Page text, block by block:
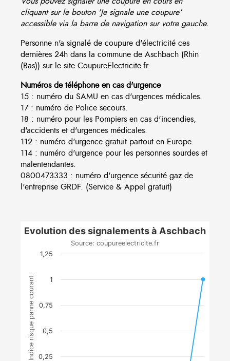
cliquant sur le bouton 'Je signale une coupure'
accessible via la barre de navigation sur votre gauche.
Personne n'a signalé de coupure d'électricité ces
dernières 24h dans la commune de Aschbach (Rhin
(Bas)) sur le site CoupureElectricite.fr.
Numéros de téléphone en cas d'urgence
15 : numéro du SAMU en cas d'urgences médicales.
17 : numéro de Police secours.
18 : numéro pour les Pompiers en cas d'incendies,
d'accidents et d'urgences médicales.
112 : numéro d'urgence gratuit partout en Europe.
114 : numéro d'urgence pour les personnes sourdes et
malentendantes.
0800473333 : numéro d'urgence sécurité gaz de
l'entreprise GRDF. (Service & Appel gratuit)
Indice risque panne courant
Evolution des signalements à Aschbach
Source: coupureelectricite.fr
0,25
0,5
0,75
1
1,25